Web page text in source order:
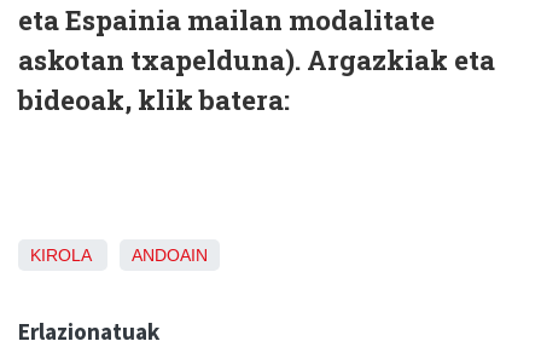
eta Espainia mailan modalitate
askotan txapelduna). Argazkiak eta
bideoak, klik batera:
KIROLA ANDOAIN
Erlazionatuak